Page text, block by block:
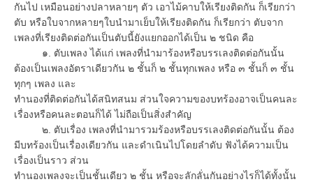
กันไป เหมือนอย่างปลาหลายๆ ตัว เอาไม้คาบให้เรียงติดกัน ก็เรียกว่า
ตับ หรือใบจากหลายๆใบนำมาเย็บให้เรียงติดกัน ก็เรียกว่า ตับจาก
เพลงที่เรียงติดต่อกันเป็นตับนี้ยังแยกออกได้เป็น ๒ ชนิด คือ
๑. ตับเพลง ได้แก่ เพลงที่นำมาร้องหรือบรรเลงติดต่อกันนั้น
ต้องเป็นเพลงอัตราเดียวกัน ๒ ชั้นก็ ๒ ชั้นทุกเพลง หรือ ๓ ชั้นก็ ๓ ชั้น
ทุกๆ เพลง และ
ทำนองที่ติดต่อกันได้สนิทสนม ส่วนใจความของบทร้องอาจเป็นคนละ
เรื่องหรือคนละตอนก็ได้ ไม่ถือเป็นสิ่งสำคัญ
๒. ตับเรื่อง เพลงที่นำมารวมร้องหรือบรรเลงติดต่อกันนั้น ต้อง
มีบทร้องเป็นเรื่องเดียวกัน และดำเนินไปโดยลำดับ ฟังได้ความเป็น
เรื่องเป็นราว ส่วน
ทำนองเพลงจะเป็นชั้นเดียว ๒ ชั้น หรือจะลักลั่นกันอย่างไรก็ได้ทั้งนั้น